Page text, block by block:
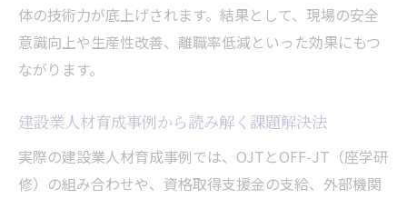
体の技術力が底上げされます。結果として、現場の安全
意識向上や生産性改善、離職率低減といった効果にもつ
ながります。
建設業人材育成事例から読み解く課題解決法
実際の建設業人材育成事例では、OJTとOFF-JT（座学研
修）の組み合わせや、資格取得支援金の支給、外部機関